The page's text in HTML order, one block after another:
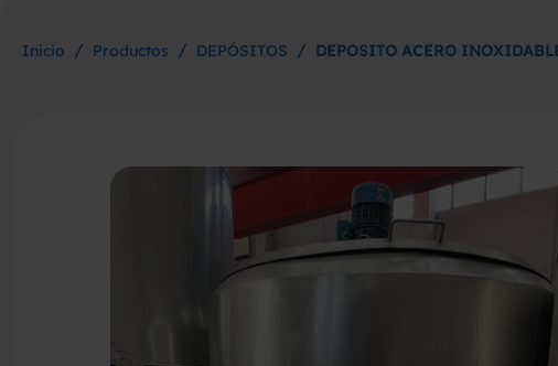
Inicio / Productos / DEPÓSITOS / DEPOSITO ACERO